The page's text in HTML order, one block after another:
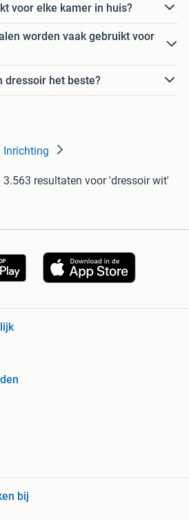
voor elke kamer in huis?
worden vaak gebruikt voor
dressoir het beste?
Inrichting
3.563 resultaten voor 'dressoir wit'
bij